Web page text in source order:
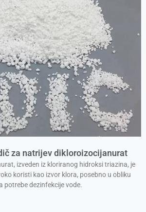
za natrijev dikloroizocijanurat
izveden iz kloriranog hidroksi triazina, je
koristi kao izvor klora, posebno u obliku
potrebe dezinfekcije vode.